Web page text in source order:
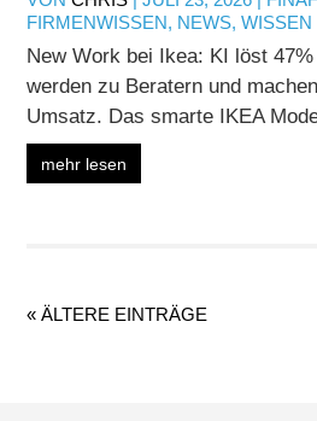
FIRMENWISSEN, NEWS,WISSEN
New Work bei Ikea: KI löst
werden zu Beratern und
Umsatz. Das smarte IKEA
mehr lesen
« ÄLTERE EINTRÄGE